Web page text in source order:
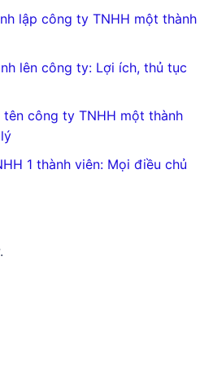
lập công ty TNHH một thành
lên công ty: Lợi ích, thủ tục
công ty TNHH một thành
1 thành viên: Mọi điều chủ